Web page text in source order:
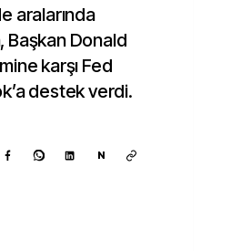
aralarında
Başkan Donald
karşı Fed
destek verdi.
N